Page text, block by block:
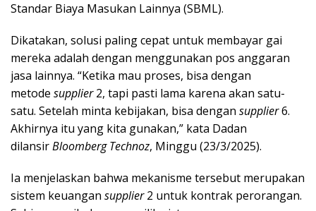
Standar Biaya Masukan Lainnya (SBML).
Dikatakan, solusi paling cepat untuk membayar gai
mereka adalah dengan menggunakan pos anggaran
jasa lainnya. “Ketika mau proses, bisa dengan
metode supplier2, tapi pasti lama karena akan satu-
satu. Setelah minta kebijakan, bisa dengan supplier6.
Akhirnya itu yang kita gunakan,” kata Dadan
dilansirBloomberg Technoz, Minggu (23/3/2025).
Ia menjelaskan bahwa mekanisme tersebut merupakan
sistem keuangan supplier2 untuk kontrak perorangan.